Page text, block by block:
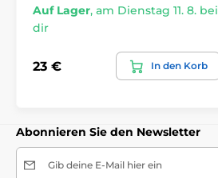
Auf Lager, am Dienstag 11. 8. bei
dir
23 € In den Korb
Abonnieren Sie den Newsletter
Gib deine E-Mail hier ein